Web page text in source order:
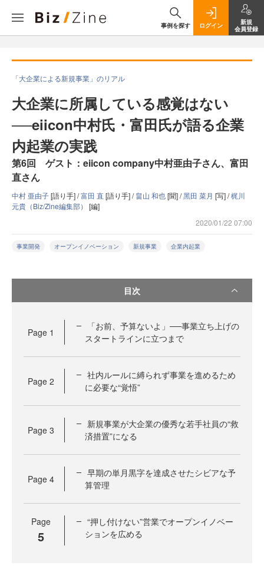
事例を探す ログイン
新規
会員登録
「大企業による新規事業」のリアル
大企業に所属している感覚はない
──eiicon中村氏・富田氏が語る企業
内起業の実践
第6回 ゲスト：eiicon company中村亜由子さん、富田
直さん
中村 亜由子[語り手] /富田 直[語り手] /畠山 和也[聞] /黑田 菜月 [写] /梶川
元貴（Biz/Zine編集部） [編]
2020/01/22 07:00
事業開発 オープンイノベーション 新規事業 企業内起業
目次
Page 1
「お前、予算ないよ」──事業立ち上げの
スタートラインに立つまで
Page 2
社内ルールに縛られず事業を進めるため
に必要な“覚悟”
Page 3
新規事業が大企業の優秀な若手社員の“救
済措置”になる
Page 4
早期の単月黒字を達成させたシビアな予
算管理
Page
5
“押し付けない”営業でオープンイノベー
ションを広める